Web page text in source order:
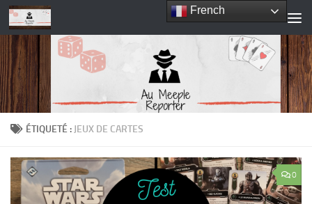
Skip to content
ÉTIQUETÉ : JEUX DE CARTES
0
French